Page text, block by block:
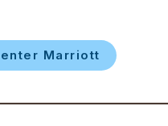
Marriott